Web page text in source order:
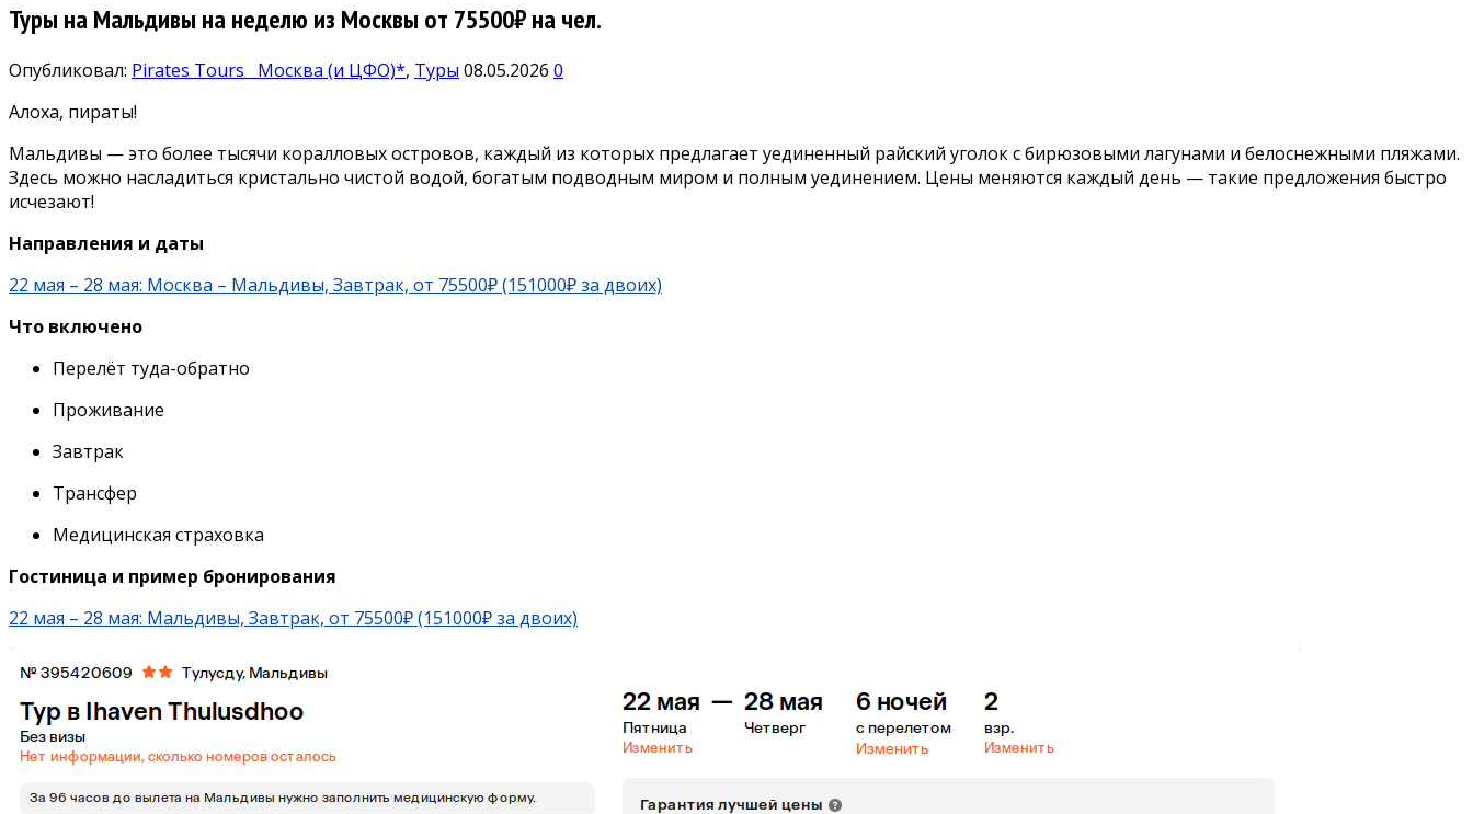
Туры на Мальдивы на неделю из Москвы от 75500₽ на чел.
Опубликовал: Pirates Tours Москва (и ЦФО)*, Туры 08.05.2026 0
Алоха, пираты!
Мальдивы — это более тысячи коралловых островов, каждый из которых предлагает уединенный райский уголок с бирюзовыми лагунами и белоснежными пляжами.
Здесь можно насладиться кристально чистой водой, богатым подводным миром и полным уединением. Цены меняются каждый день — такие предложения быстро
исчезают!
Направления и даты
22 мая – 28 мая: Москва – Мальдивы, Завтрак, от 75500₽ (151000₽ за двоих)
Что включено
Перелёт туда-обратно
Проживание
Завтрак
Трансфер
Медицинская страховка
Гостиница и пример бронирования
22 мая – 28 мая: Мальдивы, Завтрак, от 75500₽ (151000₽ за двоих)